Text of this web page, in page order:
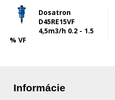
Dosatron
D45RE15VF
4,5m3/h 0.2 - 1.5
% VF
Informácie